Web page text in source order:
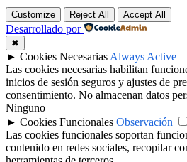
Customize Reject All Accept All
Desarrollado por
✖
► Cookies Necesarias Always Active
Las cookies necesarias habilitan
inicios de sesión seguros y ajustes de
consentimiento. No almacenan datos
Ninguno
► Cookies Funcionales Observación
Las cookies funcionales soportan
contenido en redes sociales, recopilar